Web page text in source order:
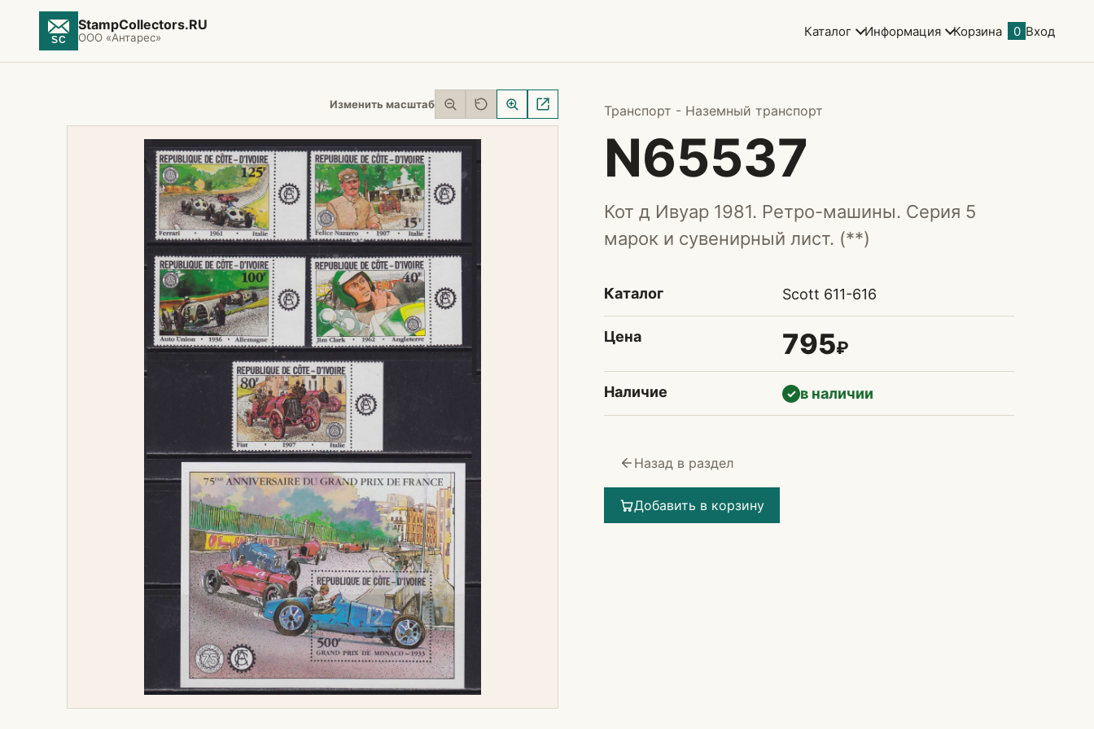
StampCollectors.RU
ООО «Антарес» Каталог Информация Корзина 0 Вход
Изменить масштаб Транспорт - Наземный транспорт
N65537
Кот д Ивуар 1981. Ретро-машины. Серия 5
марок и сувенирный лист. (**)
Каталог Scott 611-616
Цена 795₽
Наличие ✓ в наличии
Назад в раздел
Добавить в корзину